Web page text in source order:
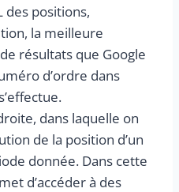
des positions,
la meilleure
résultats que Google
d’ordre dans
dans laquelle on
de la position d’un
donnée. Dans cette
d’accéder à des